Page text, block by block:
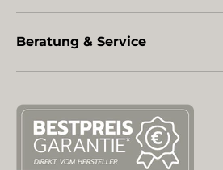
Beratung & Service